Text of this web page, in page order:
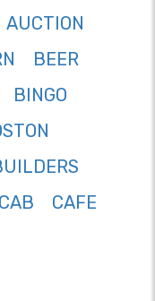
AUCTION
BEER
BINGO
CAB
CAFE